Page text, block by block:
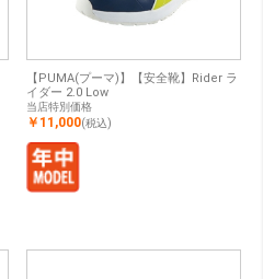
【PUMA(プーマ)】【安全靴】Rider ラ
イダー 2.0 Low
当店特別価格
￥11,000(税込)